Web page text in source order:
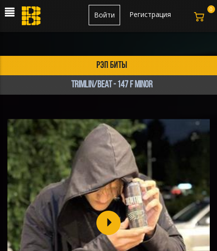
Регистрация
Войти
рэп биты
Trimlin/BEAT - 147 F MINOR
0